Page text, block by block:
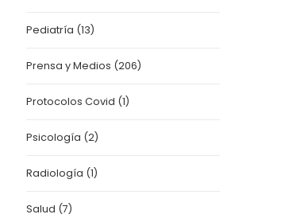
Pediatría (13)
Prensa y Medios (206)
Protocolos Covid (1)
Psicología (2)
Radiología (1)
Salud (7)